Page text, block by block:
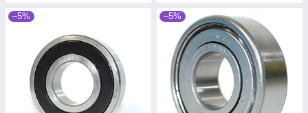
–5% –5%